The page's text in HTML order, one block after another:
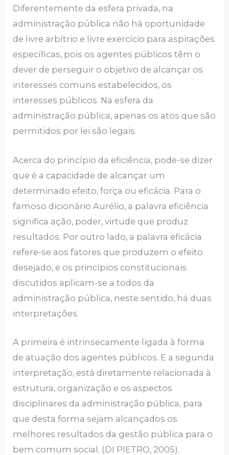
Diferentemente da esfera privada, na
administração pública não há oportunidade
de livre arbítrio e livre exercício para aspirações
específicas, pois os agentes públicos têm o
dever de perseguir o objetivo de alcançar os
interesses comuns estabelecidos, os
interesses públicos. Na esfera da
administração pública, apenas os atos que são
permitidos por lei são legais.
Acerca do princípio da eficiência, pode-se dizer
que é a capacidade de alcançar um
determinado efeito, força ou eficácia. Para o
famoso dicionário Aurélio, a palavra eficiência
significa ação, poder, virtude que produz
resultados. Por outro lado, a palavra eficácia
refere-se aos fatores que produzem o efeito
desejado, e os princípios constitucionais
discutidos aplicam-se a todos da
administração pública, neste sentido, há duas
interpretações.
A primeira é intrinsecamente ligada à forma
de atuação dos agentes públicos. E a segunda
interpretação, está diretamente relacionada à
estrutura, organização e os aspectos
disciplinares da administração pública, para
que desta forma sejam alcançados os
melhores resultados da gestão pública para o
bem comum social. (DI PIETRO, 2005).